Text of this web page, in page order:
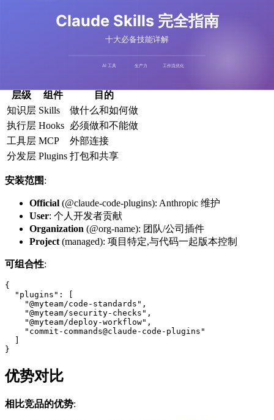
NOT"以达到 80%+ 准确率
与 Claude Code 生态系统的集成
层级 组件
目的
知识层 Skills
做什么和如何做
执行层 Hooks 必须做和不能做
工具层 MCP
外部连接
分发层 Plugins 打包和共享
安装范围 :
Official (@claude-code-plugins): Anthropic 维护
User: 个人开发者贡献
Organization (@org-name): 团队/公司插件
Project (managed): 项目特定,与代码一起版本控制
可组合性:
{
  "plugins": [
    "@myteam/code-standards",
    "@myteam/security-checks",
    "@myteam/deploy-workflow",
    "commit-commands@claude-code-plugins"
优势对比
相比竞品的优势: